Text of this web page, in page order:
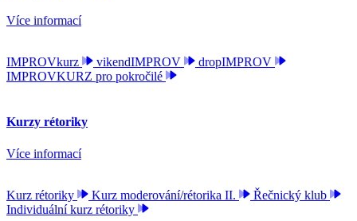
Více informací
IMPROVkurz vikendIMPROV
dropIMPROV
IMPROVKURZ pro pokročilé
Kurzy rétoriky
Více informací
Kurz rétoriky Kurz moderování/rétorika II.
Řečnický klub
Individuální kurz rétoriky